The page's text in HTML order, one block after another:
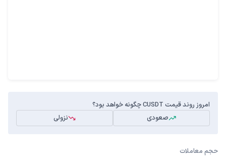
امروز روند قیمت CUSDT چگونه خواهد بود؟
صعودی
نزولی
حجم معاملات